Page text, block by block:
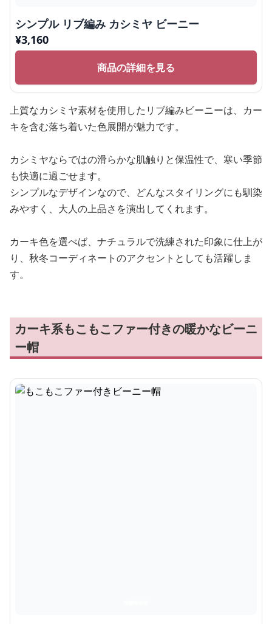
シンプル リブ編み カシミヤ ビーニー
¥3,160
商品の詳細を見る
上質なカシミヤ素材を使用したリブ編みビーニーは、カー
キを含む落ち着いた色展開が魅力です。
カシミヤならではの滑らかな肌触りと保温性で、寒い季節
も快適に過ごせます。
シンプルなデザインなので、どんなスタイリングにも馴染
みやすく、大人の上品さを演出してくれます。
カーキ色を選べば、ナチュラルで洗練された印象に仕上が
り、秋冬コーディネートのアクセントとしても活躍しま
す。
カーキ系もこもこファー付きの暖かなビーニ
ー帽